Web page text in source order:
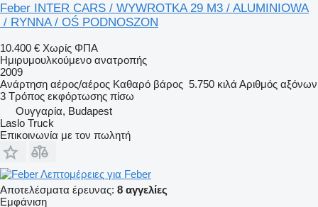
Feber INTER CARS / WYWROTKA 29 M3 / ALUMINIOWA
/ RYNNA / OŚ PODNOSZON
10.400 € Χωρίς ΦΠΑ
Ημιρυμουλκούμενο ανατροπής
2009
Ανάρτηση αέρος/αέρος Καθαρό βάρος 5.750 κιλά Αριθμός αξόνων
3 Τρόπος εκφόρτωσης πίσω
Ουγγαρία, Budapest
Laslo Truck
Επικοινωνία με τον πωλητή
Λεπτομέρειες για Feber
Αποτελέσματα έρευνας: 8 αγγελίες
Εμφάνιση